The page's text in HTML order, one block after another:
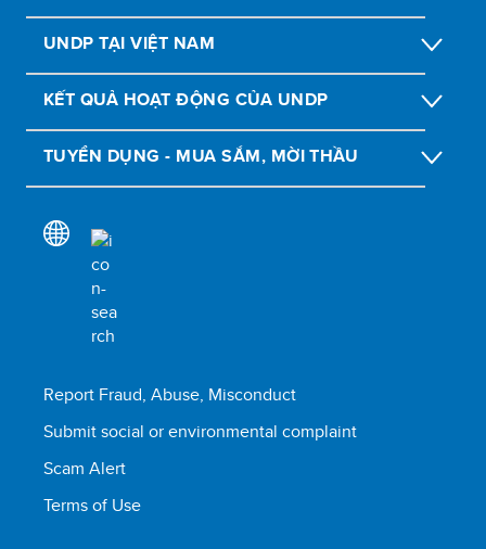
UNDP TẠI VIỆT NAM
KẾT QUẢ HOẠT ĐỘNG CỦA UNDP
TUYỂN DỤNG - MUA SẮM, MỜI THẦU
Report Fraud, Abuse, Misconduct
Submit social or environmental complaint
Scam Alert
Terms of Use